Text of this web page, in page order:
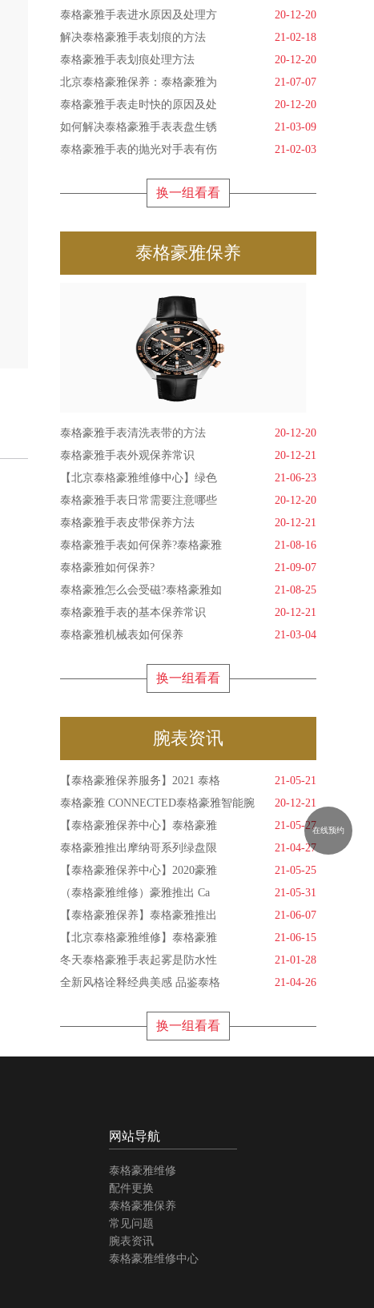
泰格豪雅手表进水原因及处理方
20-12-20
解决泰格豪雅手表划痕的方法
21-02-18
泰格豪雅手表划痕处理方法
20-12-20
北京泰格豪雅保养：泰格豪雅为
21-07-07
泰格豪雅手表走时快的原因及处
20-12-20
如何解决泰格豪雅手表表盘生锈
21-03-09
泰格豪雅手表的抛光对手表有伤
21-02-03
换一组看看
泰格豪雅保养
泰格豪雅手表清洗表带的方法
20-12-20
泰格豪雅手表外观保养常识
20-12-21
【北京泰格豪雅维修中心】绿色
21-06-23
泰格豪雅手表日常需要注意哪些
20-12-20
泰格豪雅手表皮带保养方法
20-12-21
泰格豪雅手表如何保养?泰格豪雅
21-08-16
泰格豪雅如何保养?
21-09-07
泰格豪雅怎么会受磁?泰格豪雅如
21-08-25
泰格豪雅手表的基本保养常识
20-12-21
泰格豪雅机械表如何保养
21-03-04
换一组看看
腕表资讯
【泰格豪雅保养服务】2021 泰格
21-05-21
泰格豪雅 CONNECTED泰格豪雅智能腕
20-12-21
【泰格豪雅保养中心】泰格豪雅
21-05-27
泰格豪雅推出摩纳哥系列绿盘限
21-04-27
【泰格豪雅保养中心】2020豪雅
21-05-25
（泰格豪雅维修）豪雅推出 Ca
21-05-31
【泰格豪雅保养】泰格豪雅推出
21-06-07
【北京泰格豪雅维修】泰格豪雅
21-06-15
冬天泰格豪雅手表起雾是防水性
21-01-28
全新风格诠释经典美感 品鉴泰格
21-04-26
换一组看看
网站导航
泰格豪雅维修
配件更换
泰格豪雅保养
常见问题
腕表资讯
泰格豪雅维修中心
在线预约